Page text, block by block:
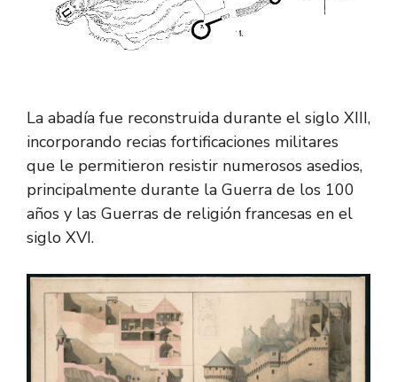
La abadía fue reconstruida durante el siglo XIII,
incorporando recias fortificaciones militares
que le permitieron resistir numerosos asedios,
principalmente durante la Guerra de los 100
años y las Guerras de religión francesas en el
siglo XVI.